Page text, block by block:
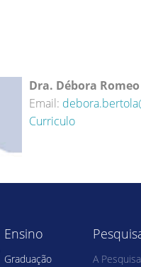
Dra. Débora
Email:
Curriculo
Ensino
Graduação
A Pesquisa